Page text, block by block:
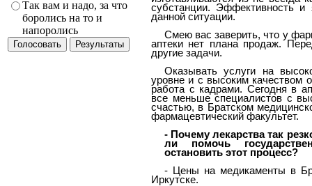
Так вам и надо, за что
боролись на то и
напоролись
субстанции. Эффективность и
данной ситуации.
Смею вас заверить, что у
аптеки нет плана продаж.
другие задачи.
Оказывать услуги на
уровне и с высоким качеством
работа с кадрами. Сегодня в
все меньше специалистов с
счастью, в Братском
фармацевтический факультет.
- Почему лекарства так
ли помочь
остановить этот процесс?
- Цены на медикаменты в
Иркутске.